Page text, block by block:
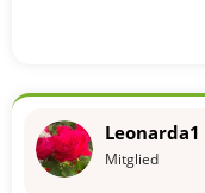
Leonarda1
Mitglied